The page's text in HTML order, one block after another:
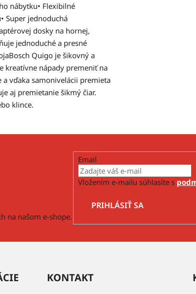
nábytku• Flexibilné
Super jednoduchá
dosky na hornej,
jednoduché a presné
Quigo je šikovný a
kreatívne nápady premeniť na
vďaka samonivelácii premieta
aj premietanie šikmý čiar.
klince.
na našom e-shope.
Email
Vložením e-mailu súhlasíte s
PRIHLÁSIŤ SA
KONTAKT